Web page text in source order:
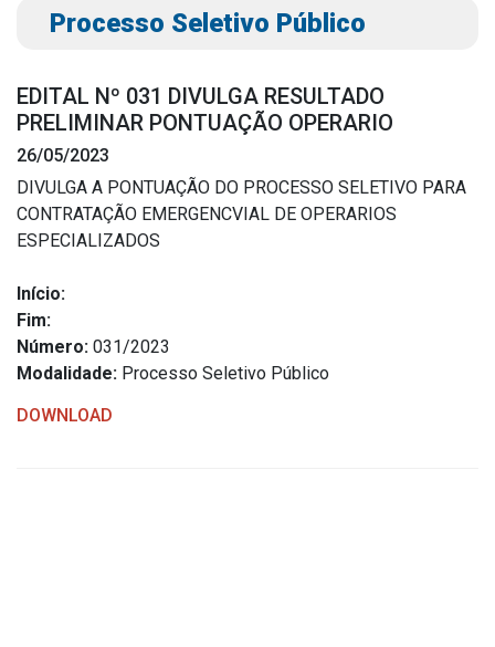
Gabinete do Vice-prefeito
Símbolos Oficiais
Administração
Agricultura e Meio Ambiente
Assistência Social
Educação, Cultura, Desporto e Turismo
Processo Seletivo Público
EDITAL Nº 031 DIVULGA RESULTADO
PRELIMINAR PONTUAÇÃO OPERARIO
26/05/2023
DIVULGA A PONTUAÇÃO DO PROCESSO SELETIVO PARA
CONTRATAÇÃO EMERGENCVIAL DE OPERARIOS
ESPECIALIZADOS
Início:
Fim:
Número: 031/2023
Modalidade: Processo Seletivo Público
DOWNLOAD